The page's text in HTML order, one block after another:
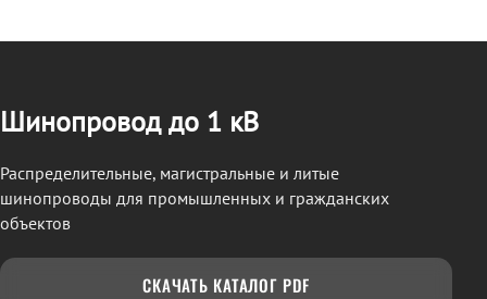
Шинопровод до 1 кВ
Распределительные, магистральные и литые
шинопроводы для промышленных и гражданских
объектов
СКАЧАТЬ КАТАЛОГ PDF